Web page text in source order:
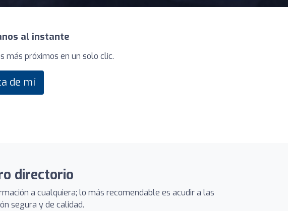
al instante
más próximos en un solo clic.
de mí
directorio
a cualquiera; lo más recomendable es acudir a las
segura y de calidad.